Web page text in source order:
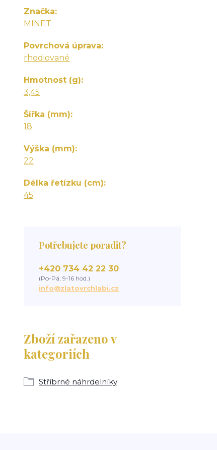
Značka
MINET
Povrchová úprava
rhodiované
Hmotnost (g)
3,45
Šířka (mm)
18
Výška (mm)
22
Délka řetízku (cm)
45
Zboží zařazeno v
kategoriích
Stříbrné náhrdelníky
Potřebujete poradit?
+420 734 42 22 30
(Po-Pá, 9-16 hod.)
info@zlatovrchlabi.cz